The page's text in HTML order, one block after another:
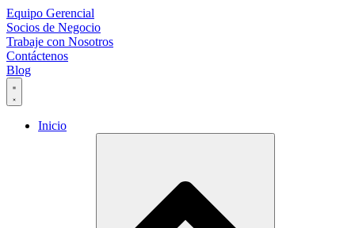
Equipo Gerencial
Socios de Negocio
Trabaje con Nosotros
Contáctenos
Blog
Inicio